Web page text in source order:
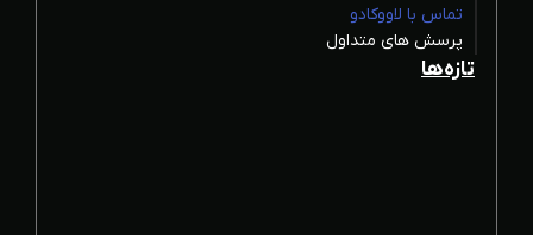
تماس با لاووکادو
پرسش های متداول
تازه‌ها